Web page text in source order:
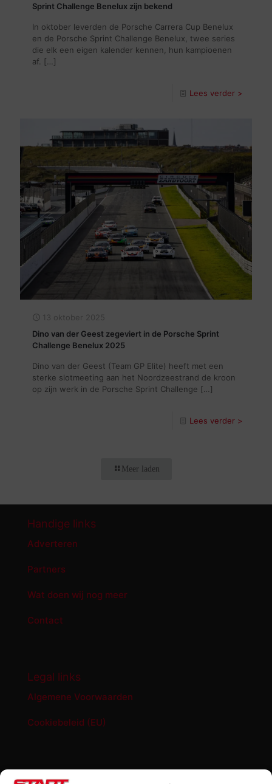
Sprint Challenge Benelux zijn bekend
In oktober leverden de Porsche Carrera Cup Benelux
en de Porsche Sprint Challenge Benelux, twee series
die elk een eigen kalender kennen, hun kampioenen
af.
[…]
Lees verder >
13 oktober 2025
Dino van der Geest zegeviert in de Porsche Sprint
Challenge Benelux 2025
Dino van der Geest (Team GP Elite) heeft met een
sterke slotmeeting aan het Noordzeestrand de kroon
op zijn werk in de Porsche Sprint Challenge […]
Lees verder >
Meer laden
Handige links
Adverteren
Partners
Wat doen wij nog meer
Contact
Legal links
Algemene Voorwaarden
Cookiebeleid (EU)
START '84 shop